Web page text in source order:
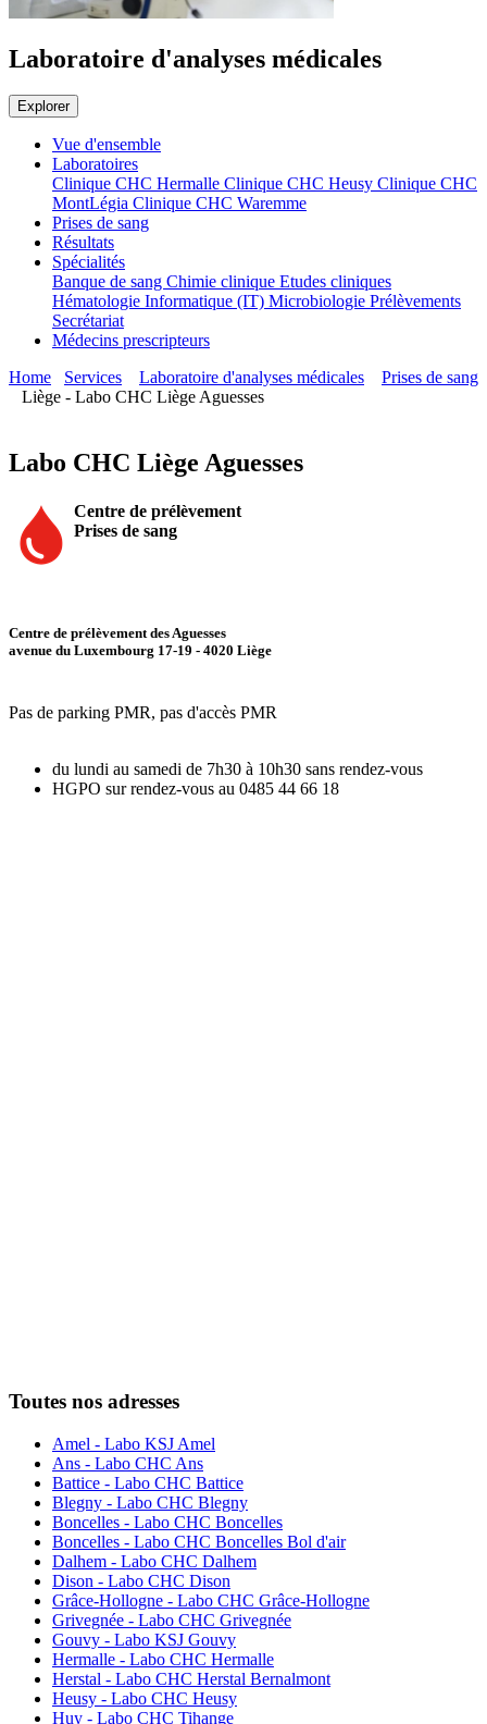
Laboratoire d'analyses médicales
Explorer
Vue d'ensemble
Laboratoires
Clinique CHC Hermalle Clinique CHC Heusy Clinique CHC
MontLégia Clinique CHC Waremme
Prises de sang
Résultats
Spécialités
Banque de sang Chimie clinique Etudes cliniques
Hématologie Informatique (IT) Microbiologie Prélèvements
Secrétariat
Médecins prescripteurs
Home
Services Laboratoire d'analyses médicales
Prises de sang
Liège - Labo CHC Liège Aguesses
Labo CHC Liège Aguesses
Centre de prélèvement
Prises de sang
Centre de prélèvement des Aguesses
avenue du Luxembourg 17-19 - 4020 Liège
Pas de parking PMR, pas d'accès PMR
du lundi au samedi de 7h30 à 10h30 sans rendez-vous
HGPO sur rendez-vous au 0485 44 66 18
Toutes nos adresses
Amel - Labo KSJ Amel
Ans - Labo CHC Ans
Battice - Labo CHC Battice
Blegny - Labo CHC Blegny
Boncelles - Labo CHC Boncelles
Boncelles - Labo CHC Boncelles Bol d'air
Dalhem - Labo CHC Dalhem
Dison - Labo CHC Dison
Grâce-Hollogne - Labo CHC Grâce-Hollogne
Grivegnée - Labo CHC Grivegnée
Gouvy - Labo KSJ Gouvy
Hermalle - Labo CHC Hermalle
Herstal - Labo CHC Herstal Bernalmont
Heusy - Labo CHC Heusy
Huy - Labo CHC Tihange